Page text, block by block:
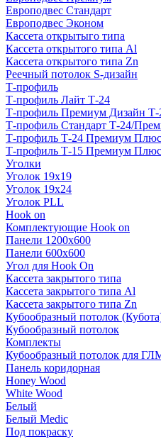
Европодвес Стандарт
Европодвес Эконом
Кассета открытыго типа
Кассета открытого типа Al
Кассета открытого типа Zn
Реечный потолок S-дизайн
Т-профиль
Т-профиль Лайт Т-24
Т-профиль Премиум Дизайн Т-
Т-профиль Стандарт Т-24/
Т-профиль Т-24 Премиум Плюс
Т-профиль Т-15 Премиум Плюс
Уголки
Уголок 19х19
Уголок 19х24
Уголок PLL
Hook on
Комплектующие Hook on
Панели 1200х600
Панели 600х600
Угол для Hook On
Кассета закрытого типа
Кассета закрытого типа Al
Кассета закрытого типа Zn
Кубообразный потолок
Кубообразный потолок
Комплекты
Кубообразный потолок для
Панель коридорная
Honey Wood
White Wood
Белый
Белый Medic
Под покраску